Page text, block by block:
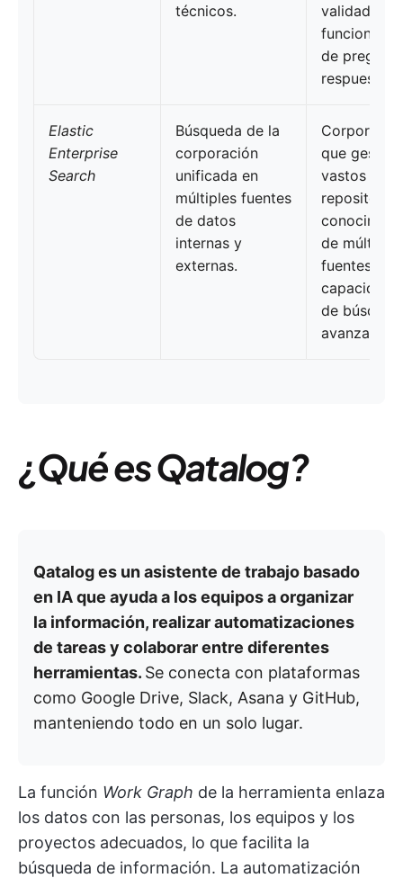
técnicos.
validada y
de
respuestas.
Elastic
Enterprise
Search
Búsqueda de la
corporación
unificada en
múltiples fuentes
de datos
internas y
externas.
que
vastos
de múltiples
fuentes con
de
avanzadas.
¿Qué es Qatalog?
Qatalog es un asistente de trabajo basado
en IA que ayuda a los equipos a organizar
la información, realizar automatizaciones
de tareas y colaborar entre diferentes
herramientas. Se conecta con plataformas
como Google Drive, Slack, Asana y GitHub,
manteniendo todo en un solo lugar.
La función Work Graph de la herramienta enlaza
los datos con las personas, los equipos y los
proyectos adecuados, lo que facilita la
búsqueda de información. La automatización